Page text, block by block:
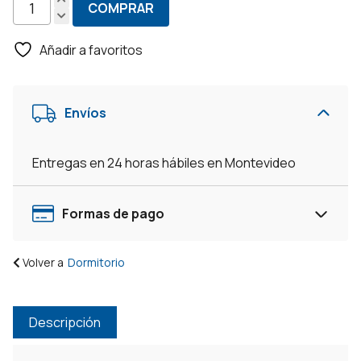
$6.390.
$4.650.
Tocador
Camarin
Luz
Cerradura
cantidad
COMPRAR
Añadir a favoritos
Envíos
Entregas en 24 horas hábiles en Montevideo
Formas de pago
Volver a Dormitorio
Descripción